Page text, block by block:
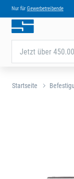
Nur für Gewerbetreibende
Jetzt über
Startseite